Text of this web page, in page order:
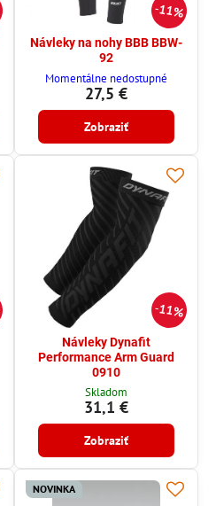
11%
Návleky na nohy BBB BBW-
92
Momentálne nedostupné
27,5 €
Zobraziť
11%
Návleky Dynafit
Performance Arm Guard
0910
Skladom
31,1 €
Zobraziť
NOVINKA